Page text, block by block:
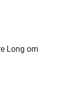
Long om